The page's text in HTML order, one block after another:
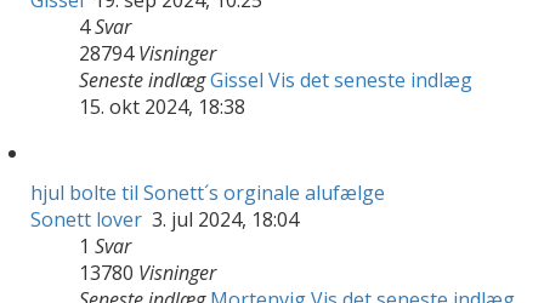
4Svar
28794Visninger
Seneste indlægGissel Vis det seneste indlæg
15. okt 2024, 18:38
hjul bolte til Sonett´s orginale alufælge
Sonett lover 3. jul 2024, 18:04
1 Svar
13780 Visninger